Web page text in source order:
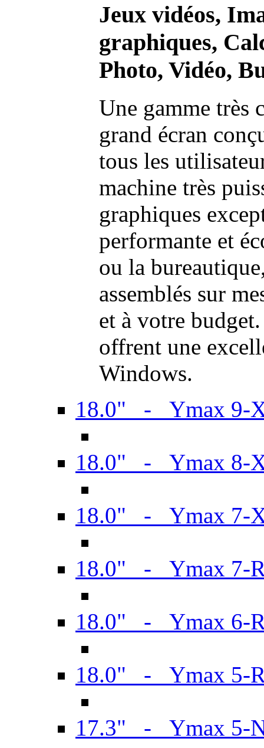
Jeux vidéos,
graphiques,
Photo, Vidéo,
Une gamme très
grand écran
tous les
machine très
graphiques
performante et
ou la
assemblés sur
et à votre
offrent une
Windows.
18.0" - Ymax 9-
18.0" - Ymax 8-
18.0" - Ymax 7-
18.0" - Ymax 7-
18.0" - Ymax 6-
18.0" - Ymax 5-
17.3" - Ymax 5-